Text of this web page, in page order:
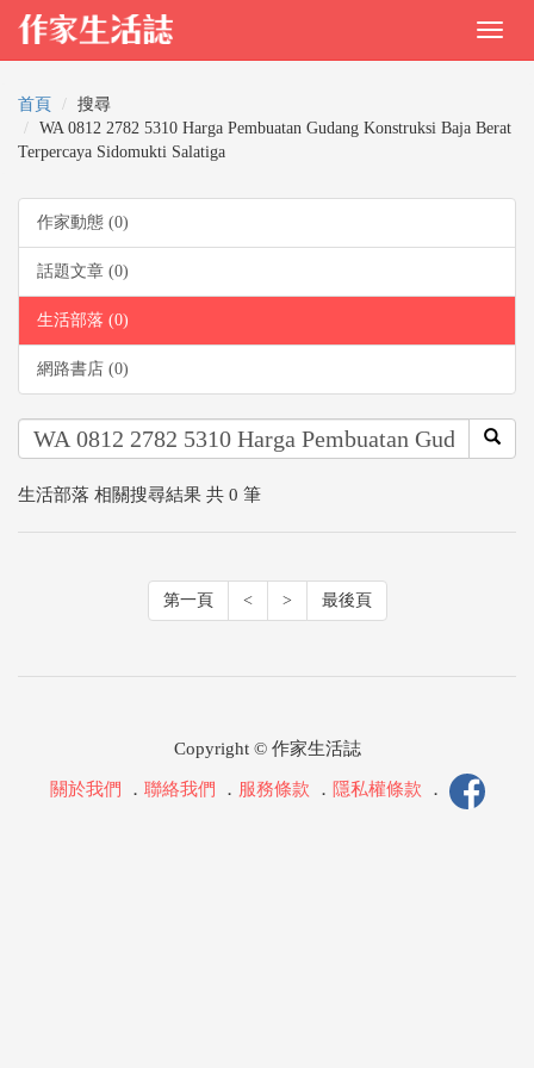
首頁
搜尋
WA 0812 2782 5310 Harga Pembuatan Gudang Konstruksi Baja Berat
Terpercaya Sidomukti Salatiga
作家動態 (0)
話題文章 (0)
生活部落 (0)
網路書店 (0)
生活部落 相關搜尋結果 共 0 筆
第一頁 < > 最後頁
Copyright © 作家生活誌
關於我們 ． 聯絡我們 ． 服務條款 ． 隱私權條款 ．